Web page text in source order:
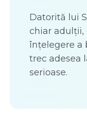
Datorită lui
chiar adulții,
înțelegere a
trec adesea
serioase.